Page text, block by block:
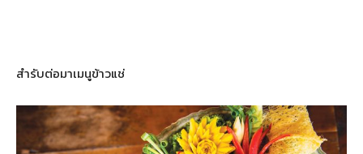
สำรับต่อมาเมนูข้าวแช่